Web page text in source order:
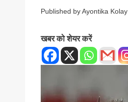
Published by Ayontika Kolay
खबर को शेयर करें